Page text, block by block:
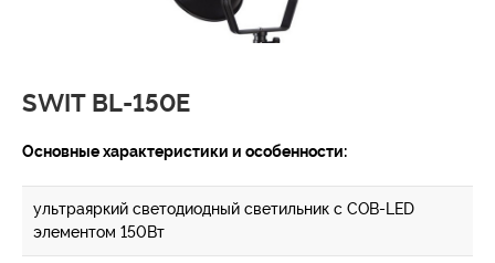
SWIT BL-150E
Основные характеристики и особенности:
ультраяркий светодиодный светильник с COB-LED
элементом 150Вт